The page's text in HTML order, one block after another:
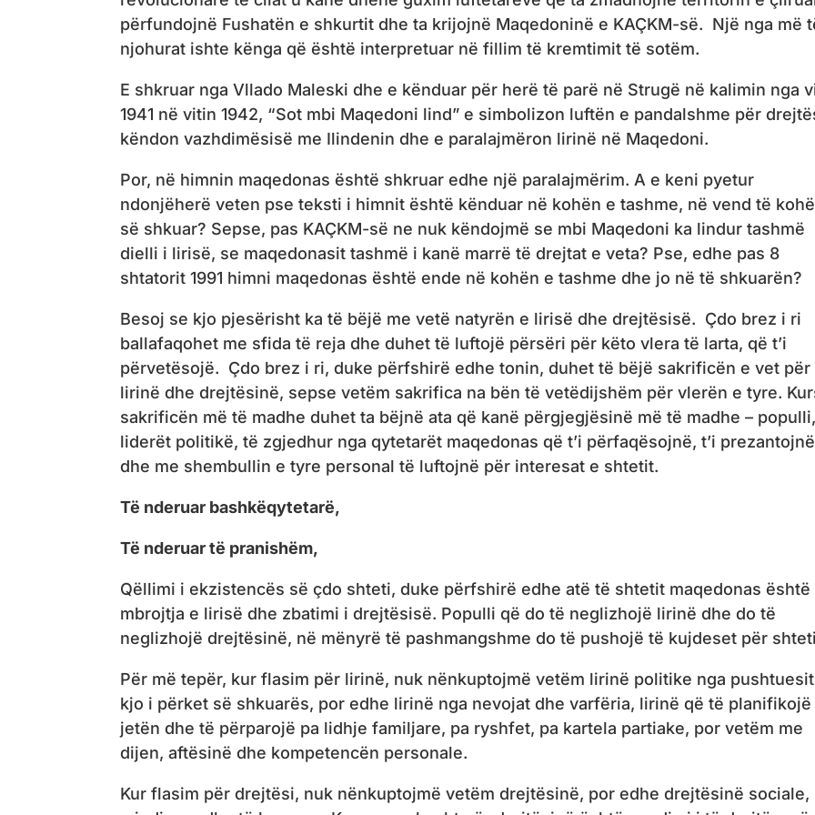
përfundojnë Fushatën e shkurtit dhe ta krijojnë Maqedoninë e KAÇKM-së. Një nga më
njohurat ishte kënga që është interpretuar në fillim të kremtimit të sotëm.
E shkruar nga Vllado Maleski dhe e kënduar për herë të parë në Strugë në kalimin nga
1941 në vitin 1942, “Sot mbi Maqedoni lind” e simbolizon luftën e pandalshme për
këndon vazhdimësisë me Ilindenin dhe e paralajmëron lirinë në Maqedoni.
Por, në himnin maqedonas është shkruar edhe një paralajmërim. A e keni pyetur
ndonjëherë veten pse teksti i himnit është kënduar në kohën e tashme, në vend të
së shkuar? Sepse, pas KAÇKM-së ne nuk këndojmë se mbi Maqedoni ka lindur tashmë
dielli i lirisë, se maqedonasit tashmë i kanë marrë të drejtat e veta? Pse, edhe pas 8
shtatorit 1991 himni maqedonas është ende në kohën e tashme dhe jo në të shkuarën?
Besoj se kjo pjesërisht ka të bëjë me vetë natyrën e lirisë dhe drejtësisë. Çdo brez i ri
ballafaqohet me sfida të reja dhe duhet të luftojë përsëri për këto vlera të larta, që t’i
përvetësojë. Çdo brez i ri, duke përfshirë edhe tonin, duhet të bëjë sakrificën e vet për
lirinë dhe drejtësinë, sepse vetëm sakrifica na bën të vetëdijshëm për vlerën e tyre.
sakrificën më të madhe duhet ta bëjnë ata që kanë përgjegjësinë më të madhe – populli,
liderët politikë, të zgjedhur nga qytetarët maqedonas që t’i përfaqësojnë, t’i prezantojnë
dhe me shembullin e tyre personal të luftojnë për interesat e shtetit.
Të nderuar bashkëqytetarë,
Të nderuar të pranishëm,
Qëllimi i ekzistencës së çdo shteti, duke përfshirë edhe atë të shtetit maqedonas është
mbrojtja e lirisë dhe zbatimi i drejtësisë. Populli që do të neglizhojë lirinë dhe do të
neglizhojë drejtësinë, në mënyrë të pashmangshme do të pushojë të kujdeset për
Për më tepër, kur flasim për lirinë, nuk nënkuptojmë vetëm lirinë politike nga
kjo i përket së shkuarës, por edhe lirinë nga nevojat dhe varfëria, lirinë që të planifikojë
jetën dhe të përparojë pa lidhje familjare, pa ryshfet, pa kartela partiake, por vetëm me
dijen, aftësinë dhe kompetencën personale.
Kur flasim për drejtësi, nuk nënkuptojmë vetëm drejtësinë, por edhe drejtësinë sociale,